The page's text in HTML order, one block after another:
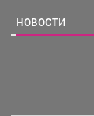
НОВОСТИ